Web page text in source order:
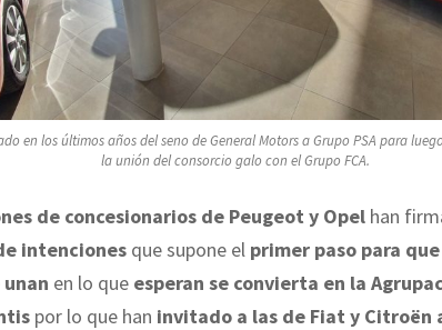
en los últimos años del seno de General Motors a Grupo PSA para
la unión del consorcio galo con el Grupo FCA.
de concesionarios de Peugeot y Opel han
intenciones que supone el primer paso para
en lo que esperan se convierta en la
por lo que han invitado a las de Fiat y Citroën